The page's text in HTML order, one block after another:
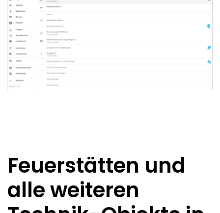
Feuerstätten und
alle weiteren